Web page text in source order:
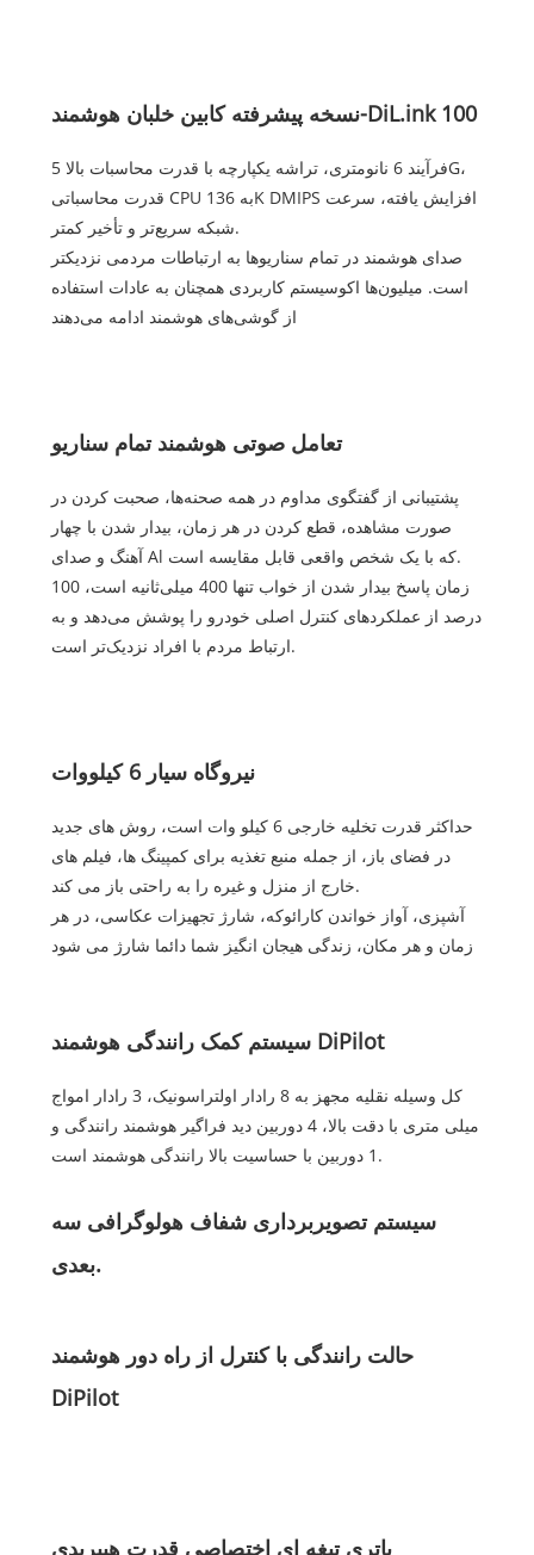
نسخه پیشرفته کابین خلبان هوشمند-DiL.ink 100
فرآیند 6 نانومتری، تراشه یکپارچه با قدرت محاسبات بالا 5G،
قدرت محاسباتی CPU به 136K DMIPS افزایش یافته، سرعت
شبکه سریع‌تر و تأخیر کمتر.
صدای هوشمند در تمام سناریوها به ارتباطات مردمی نزدیکتر
است. میلیون‌ها اکوسیستم کاربردی همچنان به عادات استفاده
از گوشی‌های هوشمند ادامه می‌دهند
تعامل صوتی هوشمند تمام سناریو
پشتیبانی از گفتگوی مداوم در همه صحنه‌ها، صحبت کردن در
صورت مشاهده، قطع کردن در هر زمان، بیدار شدن با چهار
آهنگ و صدای Al که با یک شخص واقعی قابل مقایسه است.
زمان پاسخ بیدار شدن از خواب تنها 400 میلی‌ثانیه است، 100
درصد از عملکردهای کنترل اصلی خودرو را پوشش می‌دهد و به
ارتباط مردم با افراد نزدیک‌تر است.
نیروگاه سیار 6 کیلووات
حداکثر قدرت تخلیه خارجی 6 کیلو وات است، روش های جدید
در فضای باز، از جمله منبع تغذیه برای کمپینگ ها، فیلم های
خارج از منزل و غیره را به راحتی باز می کند.
آشپزی، آواز خواندن کارائوکه، شارژ تجهیزات عکاسی، در هر
زمان و هر مکان، زندگی هیجان انگیز شما دائما شارژ می شود
سیستم کمک رانندگی هوشمند DiPilot
کل وسیله نقلیه مجهز به 8 رادار اولتراسونیک، 3 رادار امواج
میلی متری با دقت بالا، 4 دوربین دید فراگیر هوشمند رانندگی و
1 دوربین با حساسیت بالا رانندگی هوشمند است.
سیستم تصویربرداری شفاف هولوگرافی سه
بعدی.
حالت رانندگی با کنترل از راه دور هوشمند
DiPilot
باتری تیغه ای اختصاصی قدرت هیبریدی